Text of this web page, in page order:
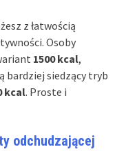
z łatwością
Osoby
1500 kcal,
bardziej siedzący tryb
kcal. Proste i
odchudzającej